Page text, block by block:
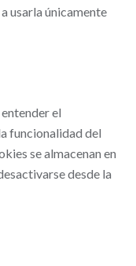
usarla únicamente
el
funcionalidad del
se almacenan en
desde la